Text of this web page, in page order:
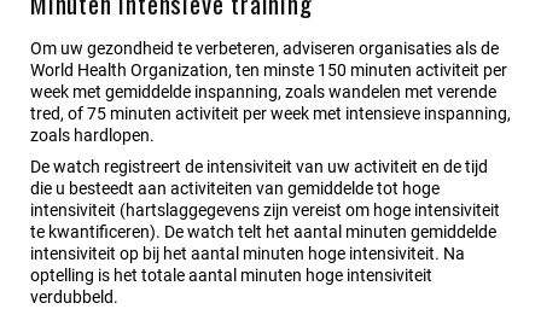
Om uw gezondheid te verbeteren, adviseren organisaties als de
World Health Organization, ten minste 150 minuten activiteit per
week met gemiddelde inspanning, zoals wandelen met verende
tred, of 75 minuten activiteit per week met intensieve inspanning,
zoals hardlopen.
De watch registreert de intensiviteit van uw activiteit en de tijd
die u besteedt aan activiteiten van gemiddelde tot hoge
intensiviteit (hartslaggegevens zijn vereist om hoge intensiviteit
te kwantificeren). De watch telt het aantal minuten gemiddelde
intensiviteit op bij het aantal minuten hoge intensiviteit. Na
optelling is het totale aantal minuten hoge intensiviteit
verdubbeld.